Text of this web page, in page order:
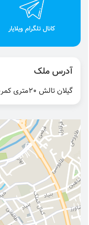
کانال تلگرام ویلایار
آدرس ملک
گیلان تالش ۲۰متری کمربندی